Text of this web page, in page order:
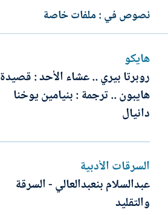
نصوص في : ملفات خاصة
هايكو
روبرتا بيري .. عشاء الأحد : قصيدة
هايبون .. ترجمة : بنيامين يوخنا
دانيال
السرقات الأدبية
عبدالسلام بنعبدالعالي - السرقة
والتقليد